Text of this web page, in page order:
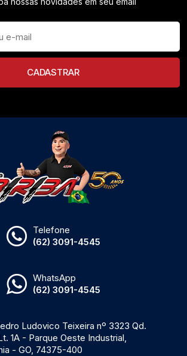
CADASTRAR
Telefone
(62) 3091-4545
WhatsApp
(62) 3091-4545
Ludovico Teixeira nº 3323 Qd.
1A - Parque Oeste Industrial,
- GO, 74375-400